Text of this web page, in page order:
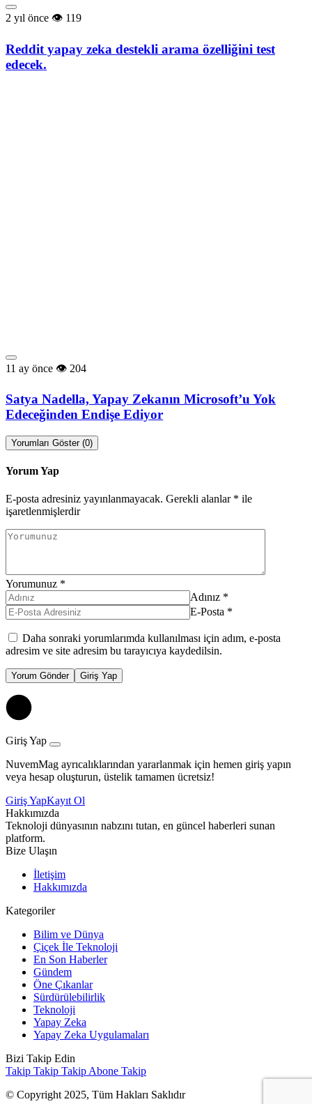
2 yıl önce 119
Reddit yapay zeka destekli arama özelliğini test
edecek.
11 ay önce 204
Satya Nadella, Yapay Zekanın Microsoft’u Yok
Edeceğinden Endişe Ediyor
Yorumları Göster (0)
Yorum Yap
E-posta adresiniz yayınlanmayacak. Gerekli alanlar * ile
işaretlenmişlerdir
Yorumunuz *
Adınız *
E-Posta *
Daha sonraki yorumlarımda kullanılması için adım, e-posta
adresim ve site adresim bu tarayıcıya kaydedilsin.
Yorum Gönder Giriş Yap
Giriş Yap
NuvemMag ayrıcalıklarından yararlanmak için hemen giriş yapın
veya hesap oluşturun, üstelik tamamen ücretsiz!
Giriş YapKayıt Ol
Hakkımızda
Teknoloji dünyasının nabzını tutan, en güncel haberleri sunan
platform.
Bize Ulaşın
İletişim
Hakkımızda
Kategoriler
Bilim ve Dünya
Çiçek İle Teknoloji
En Son Haberler
Gündem
Öne Çıkanlar
Sürdürülebilirlik
Teknoloji
Yapay Zeka
Yapay Zeka Uygulamaları
Bizi Takip Edin
Takip Takip Takip Abone Takip
© Copyright 2025, Tüm Hakları Saklıdır